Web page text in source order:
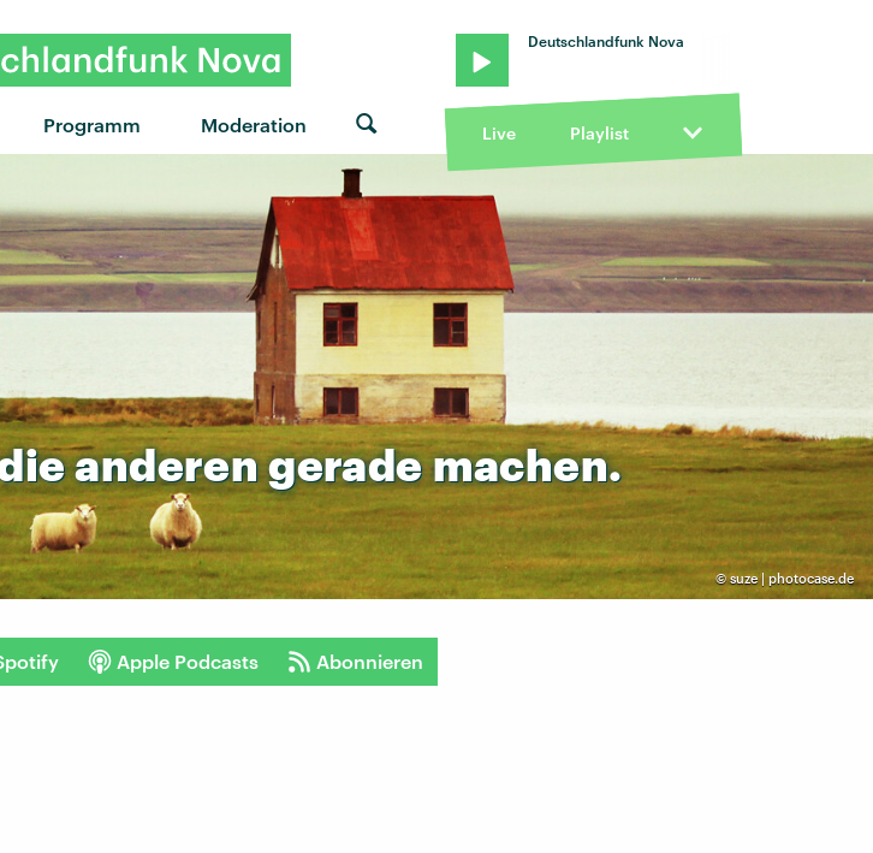
Programm Moderation
Deutschlandfunk Nova
Live Playlist
©suze | photocase.de
anderengerademachen.
Apple Podcasts Abonnieren